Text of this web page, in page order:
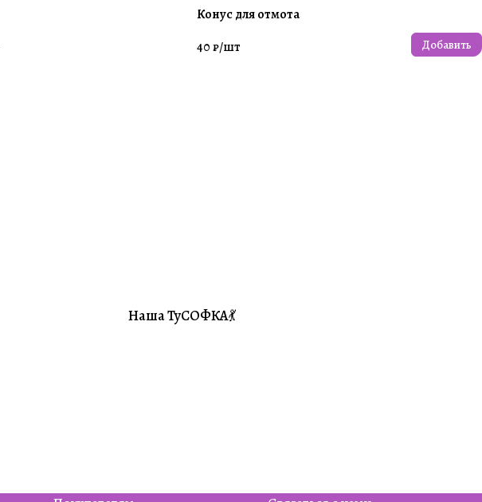
Конус для отмота
40 ₽/шт Добавить
#Совместники
Наша ТуСОФКА💃